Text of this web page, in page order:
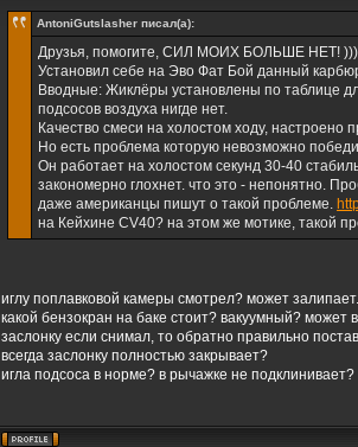
AntoniGutslasher писал(а):
Друзья, помогите, СИЛ МОИХ БОЛЬШЕ НЕТ!
Установил себе на Эво Фат Бой данный
Вводные: Жиклёры установлены по таблице
подсосов воздуха нигде нет.
Качество смеси на холостом ходу,
Но есть проблема которую невозможно
Он работает на холостом секунд 30-40
закономерно глохнет. что это - непонятно.
даже американцы пишут о такой проблеме.
на Кейхине CV40? на этом же мотике, такой
иглу поплавковой камеры смотрел? может
какой бензокран на баке стоит? вакуумный? может
заслонку если снимал, то обратно правильно
всегда заслонку полностью закрывает?
игла подсоса в норме? в рычажке не подклинивает?